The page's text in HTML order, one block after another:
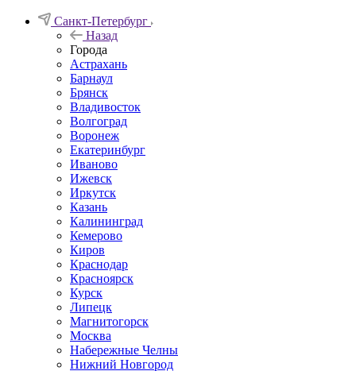
Санкт-Петербург
Назад
Города
Астрахань
Барнаул
Брянск
Владивосток
Волгоград
Воронеж
Екатеринбург
Иваново
Ижевск
Иркутск
Казань
Калининград
Кемерово
Киров
Краснодар
Красноярск
Курск
Липецк
Магнитогорск
Москва
Набережные Челны
Нижний Новгород